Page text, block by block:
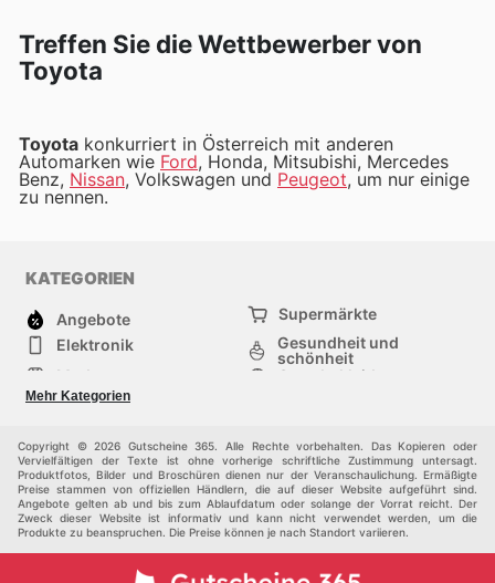
Treffen Sie die Wettbewerber von
Toyota
Toyota konkurriert in Österreich mit anderen
Automarken wie Ford, Honda, Mitsubishi, Mercedes
Benz, Nissan, Volkswagen und Peugeot, um nur einige
zu nennen.
KATEGORIEN
Angebote
Supermärkte
Elektronik
Gesundheit und
schönheit
Mode
Sportbekleidung
Baumarkt
Mehr Kategorien
Copyright © 2026 Gutscheine 365. Alle Rechte vorbehalten. Das Kopieren oder
Vervielfältigen der Texte ist ohne vorherige schriftliche Zustimmung untersagt.
Produktfotos, Bilder und Broschüren dienen nur der Veranschaulichung. Ermäßigte
Preise stammen von offiziellen Händlern, die auf dieser Website aufgeführt sind.
Angebote gelten ab und bis zum Ablaufdatum oder solange der Vorrat reicht. Der
Zweck dieser Website ist informativ und kann nicht verwendet werden, um die
Produkte zu beanspruchen. Die Preise können je nach Standort variieren.